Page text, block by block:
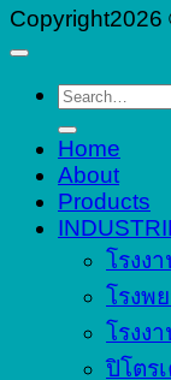
Copyright2026
Search
Home
About
Products
โรงง
โรงพ
โรงง
ปิโตร